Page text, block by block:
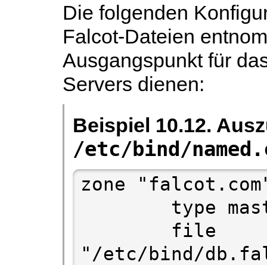
Die folgenden
Falcot-Dateien
Ausgangspunkt für
Servers dienen:
Beispiel 10.12.
/etc/bind/
zone
"/etc/bind/